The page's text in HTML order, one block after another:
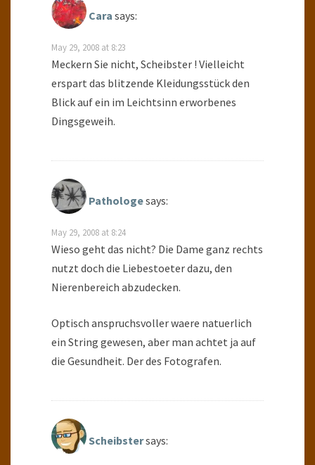
Cara says:
May 29, 2008 at 8:23
Meckern Sie nicht, Scheibster ! Vielleicht
erspart das blitzende Kleidungsstück den
Blick auf ein im Leichtsinn erworbenes
Dingsgeweih.
Pathologesays:
May 29, 2008 at 8:24
Wieso geht das nicht? Die Dame ganz rechts
nutzt doch die Liebestoeter dazu, den
Nierenbereich abzudecken.
Optisch anspruchsvoller waere natuerlich
ein String gewesen, aber man achtet ja auf
die Gesundheit. Der des Fotografen.
Scheibstersays: